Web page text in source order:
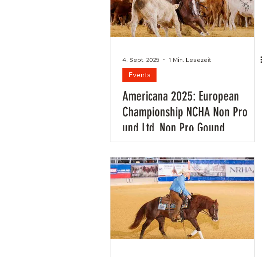
Tipps 2026 Extreme Trail
4. Sept. 2025 1 Min. Lesezeit
Events
Americana 2025: European
Championship NCHA Non Pro
und Ltd. Non Pro Gound